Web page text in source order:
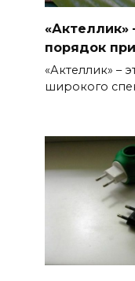
«Актеллик»
порядок
«Актеллик» –
широкого